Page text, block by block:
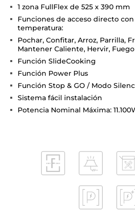
1 zona FullFlex de 525 x 390 mm
Funciones de acceso directo
temperatura:
Pochar, Confitar, Arroz, Parrilla,
Mantener Caliente, Hervir,
Función SlideCooking
Función Power Plus
Función Stop & GO / Modo
Sistema fácil instalación
Potencia Nominal Máxima: